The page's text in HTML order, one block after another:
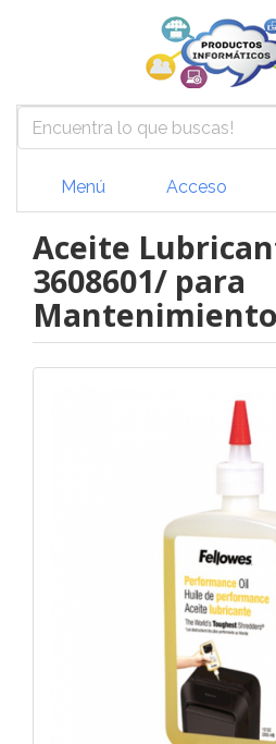
Menú Acceso
Aceite
3608601/ para
Mantenimiento